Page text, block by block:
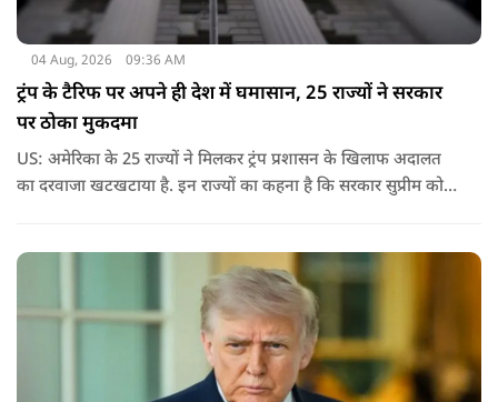
04 Aug, 2026 09:36 AM
ट्रंप के टैरिफ पर अपने ही देश में घमासान, 25 राज्यों ने सरकार
पर ठोका मुकदमा
US: अमेरिका के 25 राज्यों ने मिलकर ट्रंप प्रशासन के खिलाफ अदालत
का दरवाजा खटखटाया है. इन राज्यों का कहना है कि सरकार सुप्रीम कोर्ट